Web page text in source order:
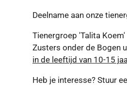
Deelname aan onze
Tienergroep 'Talita
Zusters onder de Bogen
in de leeftijd van 10-15
Heb je interesse? Stuur